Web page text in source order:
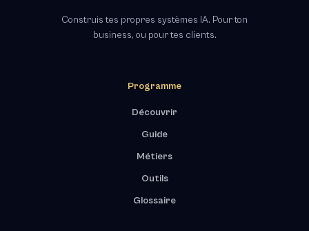
Construis tes propres systèmes IA. Pour ton
business, ou pour tes clients.
Programme
Découvrir
Guide
Métiers
Outils
Glossaire